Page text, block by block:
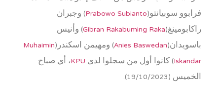
فرابوو سوبيانتو(Prabowo Subianto) وجبران
راكابومينغ(Gibran Rakabuming Raka) وأنيس
باسويدان(Anies Baswedan) ومهيمن اسكندر(Muhaimin
Iskandar) كانوا أول من سجلوا لدىKPU، أي صباح
الخميس (19/10/2023).